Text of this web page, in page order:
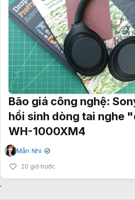
Bão giá công nghệ:
hồi sinh dòng tai nghe
WH-1000XM4
Mẫn Nhi ✔
20 giờ trước